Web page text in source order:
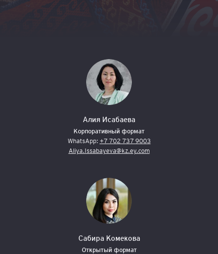
Алия Исабаева
Корпоративный формат
WhatsApp: +7 702 737 9003
Aliya.Issabayeva@kz.ey.com
Сабира Комекова
Открытый формат